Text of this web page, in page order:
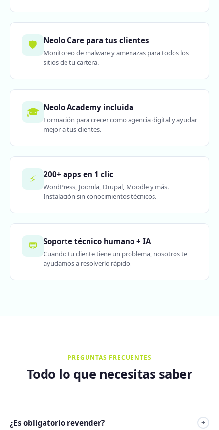
🛡️ Neolo Care para tus clientes
Monitoreo de malware y amenazas para todos los
sitios de tu cartera.
🎓 Neolo Academy incluida
Formación para crecer como agencia digital y ayudar
mejor a tus clientes.
⚡ 200+ apps en 1 clic
WordPress, Joomla, Drupal, Moodle y más.
Instalación sin conocimientos técnicos.
💬 Soporte técnico humano + IA
Cuando tu cliente tiene un problema, nosotros te
ayudamos a resolverlo rápido.
PREGUNTAS FRECUENTES
Todo lo que necesitas saber
¿Es obligatorio revender? +